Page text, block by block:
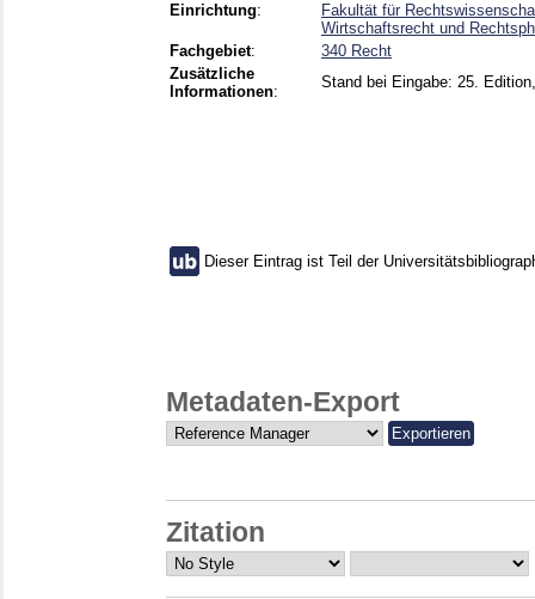
Einrichtung:
Fakultät für
Wirtschaftsrecht und
Fachgebiet:
340 Recht
Zusätzliche
Informationen:
Stand bei Eingabe: 25.
Dieser Eintrag ist Teil der
Metadaten-Export
Zitation